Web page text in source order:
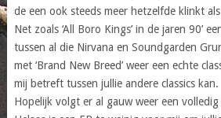
de een ook steeds meer hetzelfde klinkt
Net zoals ‘All Boro Kings’ in de jaren 90’
tussen al die Nirvana en Soundgarden
met ‘Brand New Breed’ weer een echte
mij betreft tussen jullie andere classics kan.
Hopelijk volgt er al gauw weer een volledig